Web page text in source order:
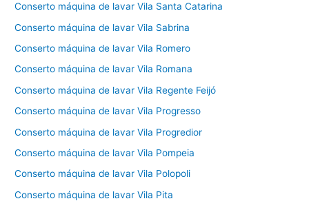
Conserto máquina de lavar Vila Santa Catarina
Conserto máquina de lavar Vila Sabrina
Conserto máquina de lavar Vila Romero
Conserto máquina de lavar Vila Romana
Conserto máquina de lavar Vila Regente Feijó
Conserto máquina de lavar Vila Progresso
Conserto máquina de lavar Vila Progredior
Conserto máquina de lavar Vila Pompeia
Conserto máquina de lavar Vila Polopoli
Conserto máquina de lavar Vila Pita